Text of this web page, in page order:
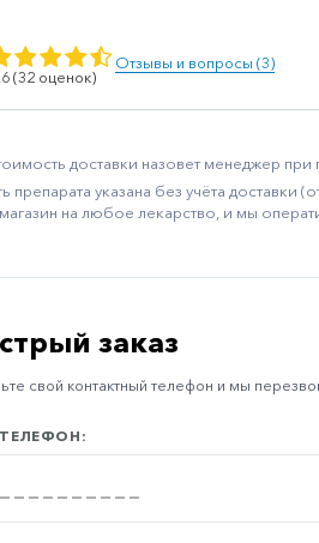
(32 оценок)
Отзывы и вопросы (3)
доставки назовет менеджер при
препарата указана без учёта
на любое лекарство, и мы
заказ
свой контактный телефон и мы